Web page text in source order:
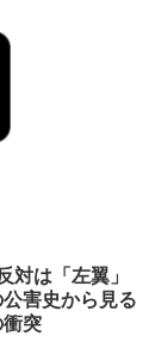
対は「左翼」
害史から見る
突